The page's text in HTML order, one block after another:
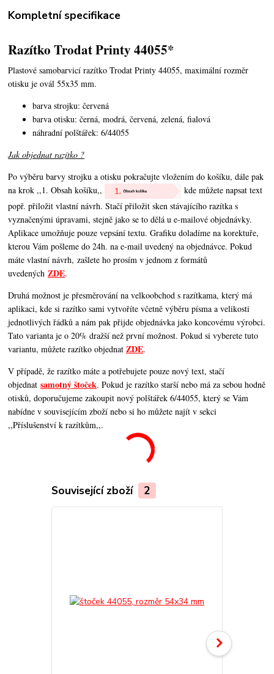
Kompletní specifikace
Razítko Trodat Printy 44055*
Plastové samobarvicí razítko Trodat Printy 44055,maximální rozměr
otisku je ovál 55x35 mm.
barva strojku: červená
barva otisku: černá, modrá, červená, zelená, fialová
náhradní polštářek: 6/44055
Jak objednat razítko ?
Po výběru barvy strojku a otisku pokračujte vložením do košíku, dále pak
na krok ,,1. Obsah košíku,,
kde můžete napsat text
popř. přiložit vlastní návrh. Stačí přiložit sken stávajícího razítka s
vyznačenými úpravami, stejně jako se to dělá u e-mailové objednávky.
Aplikace umožňuje pouze vepsání textu. Grafiku doladíme na korektuře,
kterou Vám pošleme do 24h. na e-mail uvedený na objednávce. Pokud
máte vlastní návrh, zašlete ho prosím v jednom z formátů
uvedenýchZDE.
Druhá možnost je přesměrování na velkoobchod s razítkama, který má
aplikaci, kde si razítko sami vytvoříte včetně výběru písma a velikosti
jednotlivých řádků a nám pak přijde objednávka jako koncovému výrobci.
Tato varianta je o 20% dražší než první možnost. Pokud si vyberete tuto
variantu, můžete razítko objednatZDE.
V případě, že razítko máte a potřebujete pouze nový text, stačí
objednatsamotný štoček. Pokud je razítko starší nebo má za sebou hodně
otisků, doporučujeme zakoupit nový polštářek 6/44055, který se Vám
nabídne v souvisejícím zboží nebo si ho můžete najít v sekci
,,Příslušenství k razítkům,,.
Související zboží 2